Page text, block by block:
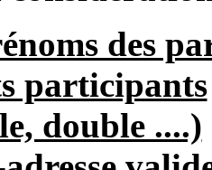
des
participants
double ....)